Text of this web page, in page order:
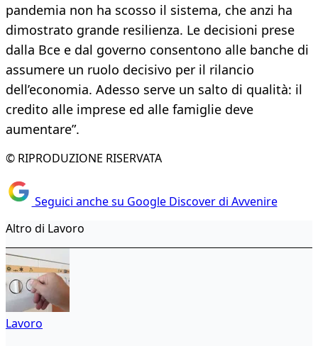
pandemia non ha scosso il sistema, che anzi ha
dimostrato grande resilienza. Le decisioni prese
dalla Bce e dal governo consentono alle banche di
assumere un ruolo decisivo per il rilancio
dell’economia. Adesso serve un salto di qualità: il
credito alle imprese ed alle famiglie deve
aumentare”.
© RIPRODUZIONE RISERVATA
Seguici anche su Google Discover di Avvenire
Altro di Lavoro
Lavoro